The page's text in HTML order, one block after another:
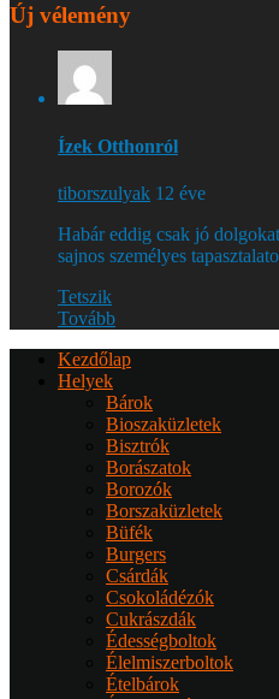
Új vélemény
Ízek Otthonról
tiborszulyak 12 éve
Habár eddig csak jó
sajnos személyes
Tetszik
Tovább
Kezdőlap
Helyek
Bárok
Bioszaküzletek
Bisztrók
Borászatok
Borozók
Borszaküzletek
Büfék
Burgers
Csárdák
Csokoládézók
Cukrászdák
Édességboltok
Élelmiszerboltok
Ételbárok